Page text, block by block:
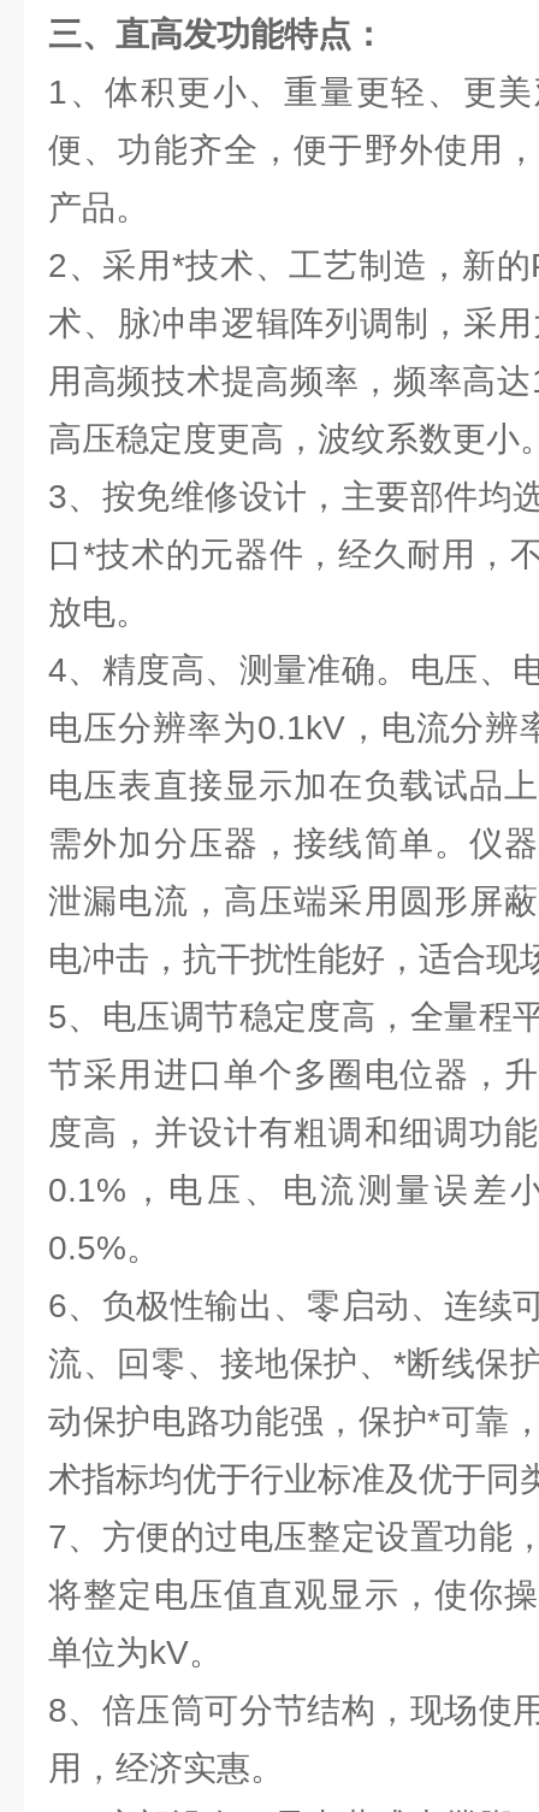
三、 直高发功能特点：
1、体积更小、重量更轻、更
便、功能齐全，便于野外使用
产品。
2、采用*技术、工艺制造，新
术、脉冲串逻辑阵列调制，采
用高频技术提高频率，频率高
高压稳定度更高，波纹系数更小
3、按免维修设计，主要部件均
口*技术的元器件，经久耐用，
放电。
4、精度高、测量准确。电压、
电压分辨率为0.1kV，电流分辨
电压表直接显示加在负载试品
需外加分压器，接线简单。仪
泄漏电流，高压端采用圆形屏
电冲击，抗干扰性能好，适合现
5、电压调节稳定度高，全量程
节采用进口单个多圈电位器，
度高，并设计有粗调和细调功
0.1%，电压、电流测量误差
0.5%。
6、负极性输出、零启动、连续
流、回零、接地保护、*断线保
动保护电路功能强，保护*可靠
术指标均优于行业标准及优于同
7、方便的过电压整定设置功能
将整定电压值直观显示，使你
单位为kV。
8、倍压筒可分节结构，现场使
用，经济实惠。